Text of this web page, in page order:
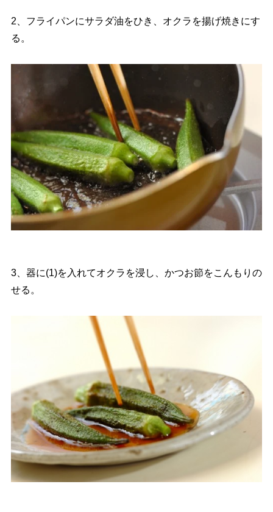
2、フライパンにサラダ油をひき、オクラを揚げ焼きにす
る。
3、器に(1)を入れてオクラを浸し、かつお節をこんもりの
せる。